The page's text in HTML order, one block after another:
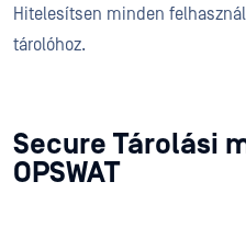
Hitelesítsen minden
tárolóhoz.
Secure Tárolási
OPSWAT